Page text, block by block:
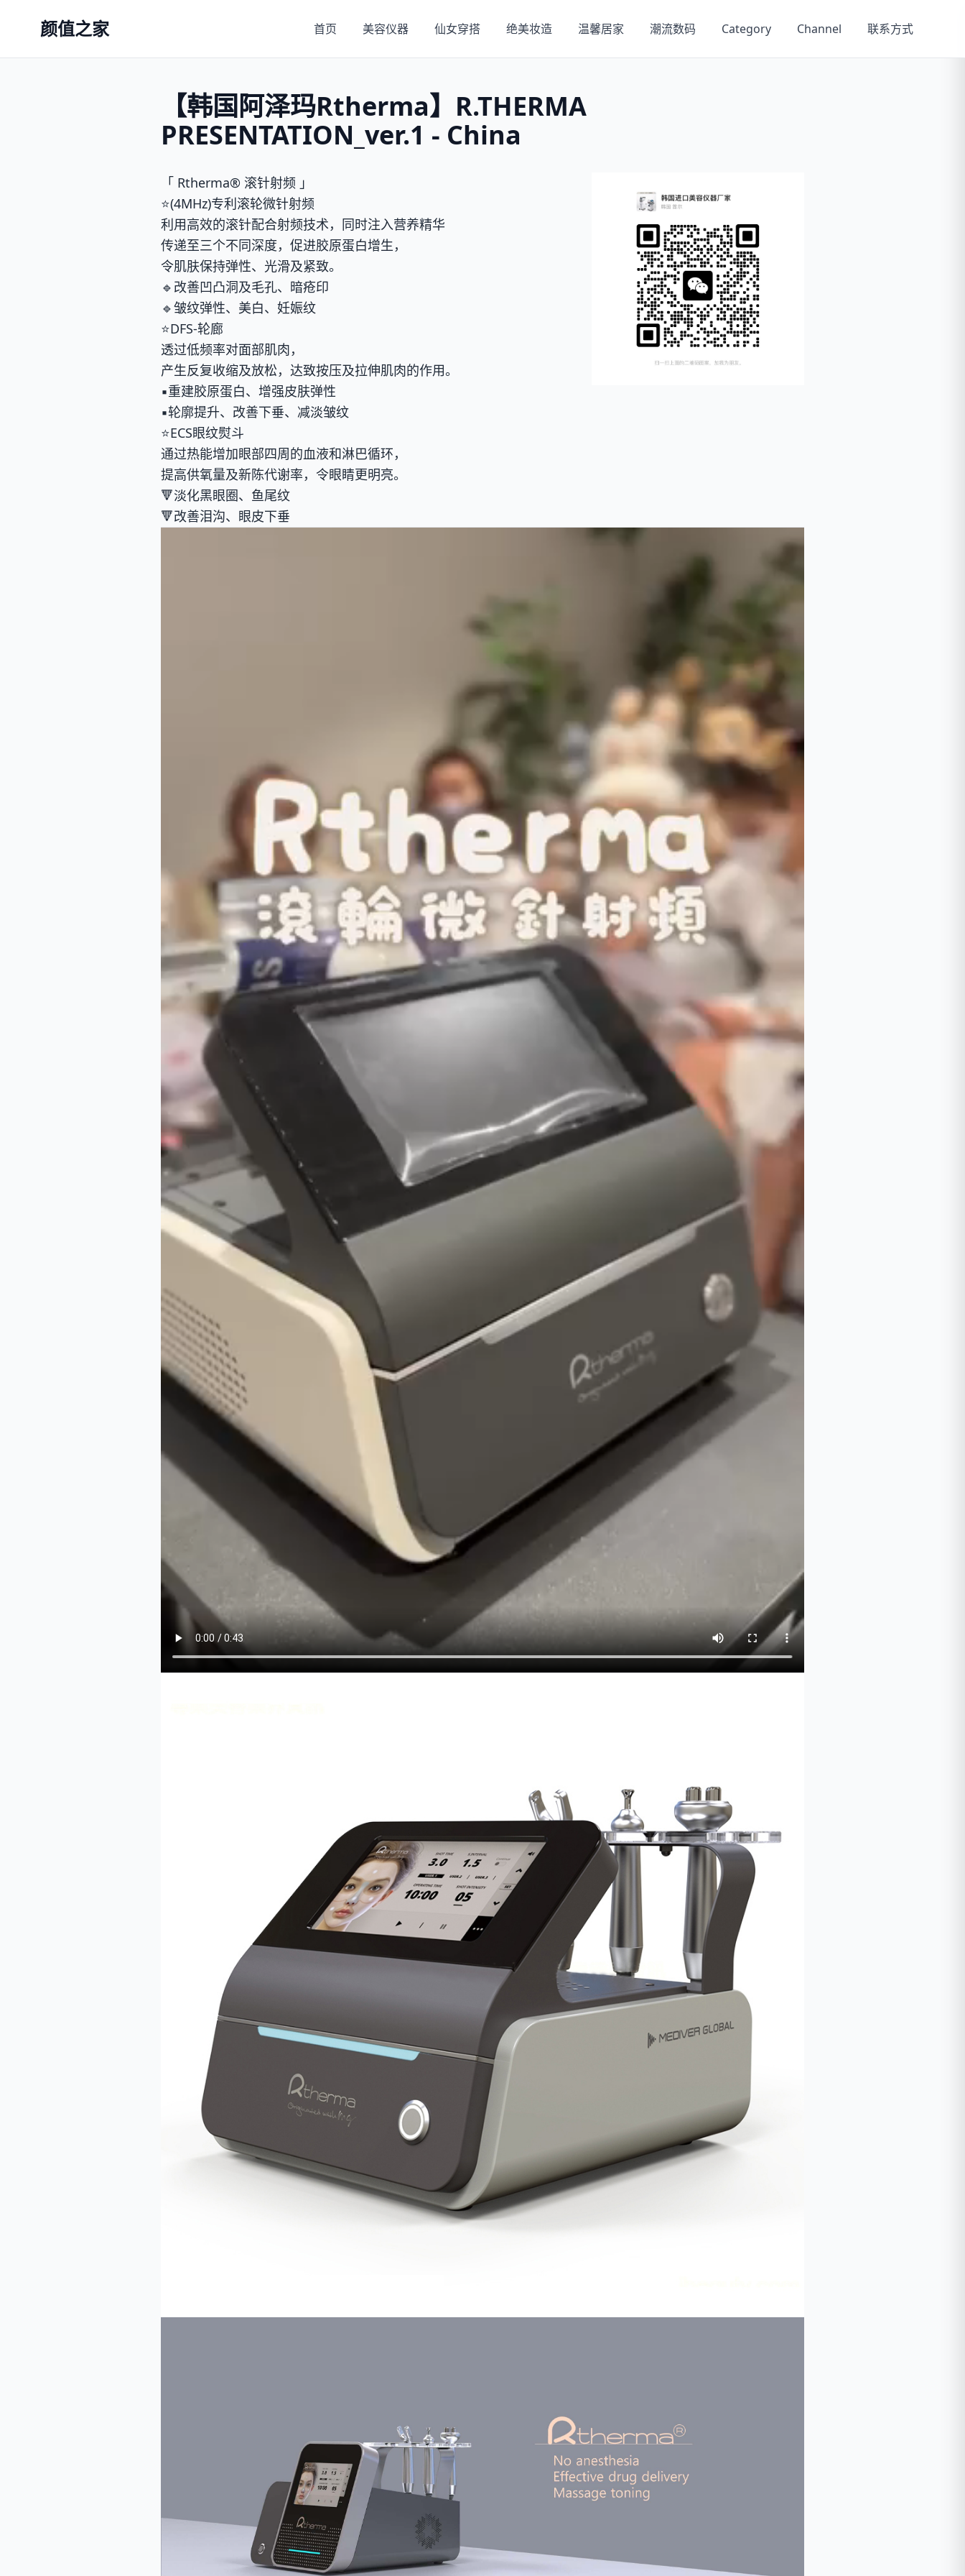
颜值之家 首页 美容仪器 仙女穿搭 绝美妆造 温馨居家 潮流数码 Category Channel 联系方式
【韩国阿泽玛Rtherma】R.THERMA
PRESENTATION_ver.1 - China
「 Rtherma® 滚针射频 」
⭐️(4MHz)专利滚轮微针射频
利用高效的滚针配合射频技术，同时注入营养精华
传递至三个不同深度，促进胶原蛋白增生，
令肌肤保持弹性、光滑及紧致。
🔹改善凹凸洞及毛孔、暗疮印
🔹皱纹弹性、美白、妊娠纹
⭐️DFS-轮廊
透过低频率对面部肌肉，
产生反复收缩及放松，达致按压及拉伸肌肉的作用。
▪️重建胶原蛋白、增强皮肤弹性
▪️轮廓提升、改善下垂、减淡皱纹
⭐️ECS眼纹熨斗
通过热能增加眼部四周的血液和淋巴循环，
提高供氧量及新陈代谢率，令眼睛更明亮。
🔻淡化黑眼圈、鱼尾纹
🔻改善泪沟、眼皮下垂